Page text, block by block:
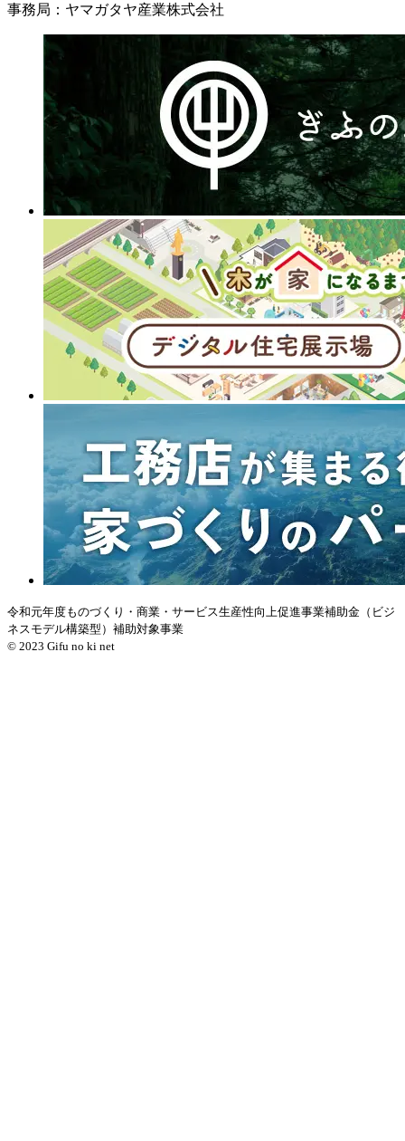
事務局：ヤマガタヤ産業株式会社
令和元年度ものづくり・商業・サービス生産性向上促進事業補助金（ビジ
ネスモデル構築型）補助対象事業
© 2023 Gifu no ki net